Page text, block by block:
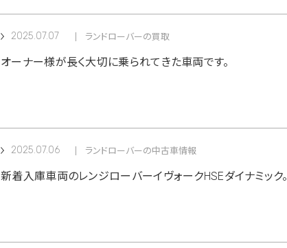
2025.07.07 ランドローバーの買取
オーナー様が長く大切に乗られてきた車両です。
2025.07.06 ランドローバーの中古車情報
新着入庫車両のレンジローバーイヴォークHSEダイナミック。